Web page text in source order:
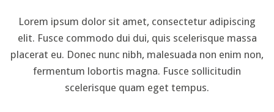
Lorem ipsum dolor sit amet, consectetur adipiscing
elit. Fusce commodo dui dui, quis scelerisque massa
placerat eu. Donec nunc nibh, malesuada non enim non,
fermentum lobortis magna. Fusce sollicitudin
scelerisque quam eget tempus.